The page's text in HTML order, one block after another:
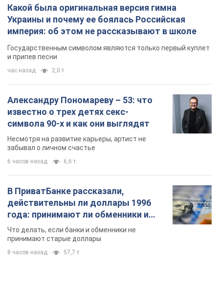
Какой была оригинальная версия гимна
Украины и почему ее боялась Российская
империя: об этом не рассказывают в школе
Государственным символом являются только первый куплет
и припев песни
час назад 2,0 т.
Александру Пономареву – 53: что
известно о трех детях секс-
символа 90-х и как они выглядят
Несмотря на развитие карьеры, артист не
забывал о личном счастье
6 часов назад 6,6 т.
В ПриватБанке рассказали,
действительны ли доллары 1996
года: принимают ли обменники и
банки такие купюры
Что делать, если банки и обменники не
принимают старые доллары
8 часов назад 57,7 т.